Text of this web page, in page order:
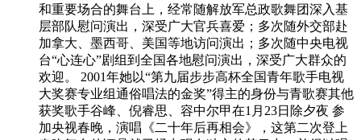
和重要场合的舞台上，经常随解放军总政歌舞团深入基
层部队慰问演出，深受广大官兵喜爱；多次随外交部赴
加拿大、墨西哥、美国等地访问演出；多次随中央电视
台“心连心”剧组到全国各地慰问演出，深受广大群众的
欢迎。 2001年她以“第九届步步高杯全国青年歌手电视
大奖赛专业组通俗唱法的金奖”得主的身份与青歌赛其他
获奖歌手谷峰、倪睿思、容中尔甲在1月23日除夕夜 参
加央视春晚，演唱《二十年后再相会》，这第二次登上